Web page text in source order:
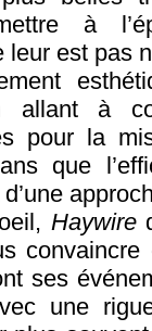
à
leur est pas
à
pour la
que
Haywire
ses
une